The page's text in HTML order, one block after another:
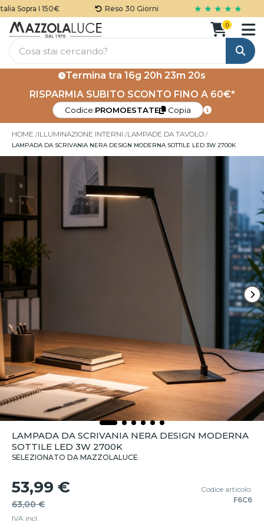
Sopra I 150€ Reso 30 Giorni ★ ★ ★ ★ ★
Cerca
0
Termina tra 16g 20h 23m 20s
RISPARMIA SUBITO SCONTO FINO A 60€*
Codice:PROMOESTATE Copia
HOME ILLUMINAZIONE INTERNI LAMPADE DA TAVOLO
LAMPADA DA SCRIVANIA NERA DESIGN MODERNA SOTTILE LED 3W 2700K
LAMPADA DA SCRIVANIA NERA DESIGN MODERNA
SOTTILE LED 3W 2700K
SELEZIONATO DA MAZZOLALUCE
53,99 €
63,00 €
IVA incl.
Codice articolo:
F6C6